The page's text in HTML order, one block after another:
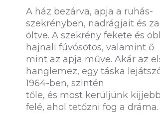
A ház bezárva, apja a ruhás-
szekrényben, nadrágjait és
öltve. A szekrény fekete és
hajnali fúvósötös, valamint ő
mint az apja műve. Akár az
hanglemez, egy táska
1964-ben, szintén
tőle, és most kerüljünk
felé, ahol tetőzni fog a dráma.